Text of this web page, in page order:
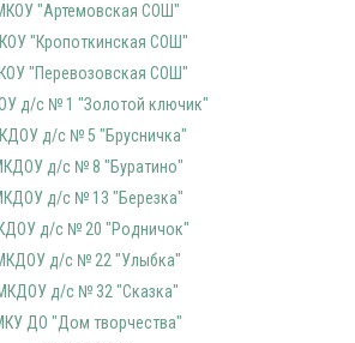
"Артемовская СОШ"
"Кропоткинская СОШ"
"Перевозовская СОШ"
д/с № 1 "Золотой ключик"
д/с № 5 "Брусничка"
д/с № 8 "Буратино"
д/с № 13 "Березка"
д/с № 20 "Родничок"
д/с № 22 "Улыбка"
д/с № 32 "Сказка"
ДО "Дом творчества"